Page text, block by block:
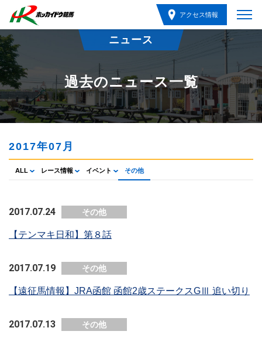
アクセス情報
ニュース
過去のニュース一覧
2017年07月
ALL レース情報 イベント その他
2017.07.24 その他
【テンマキ日和】第８話
2017.07.19 その他
【遠征馬情報】JRA函館 函館2歳ステークスGⅢ 追い切り
2017.07.13 その他